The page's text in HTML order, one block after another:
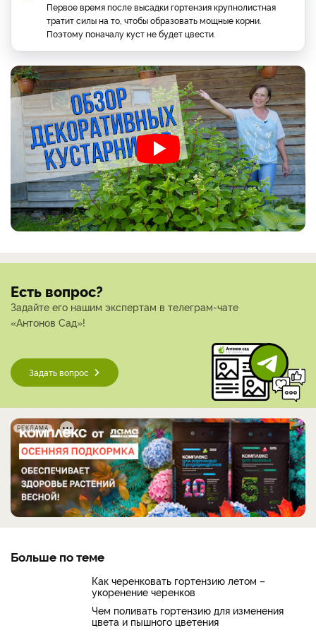
Первое время после высадки гортензия крупнолистная
тратит силы на то, чтобы образовать мощные корни.
Поэтому поначалу куст не будет цвести.
Есть вопрос?
Задайте его нашим экспертам в телеграм-чате
«Антонов Сад»!
Задать вопрос
РЕКЛАМА
Больше по теме
Как черенковать гортензию летом –
укоренение черенков
Чем поливать гортензию для изменения
цвета и пышного цветения